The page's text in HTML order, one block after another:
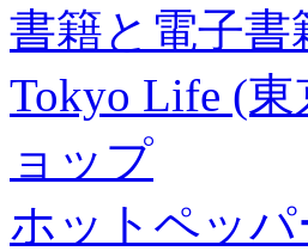
書籍と電子書
Tokyo Life (
ョップ
ホットペッ